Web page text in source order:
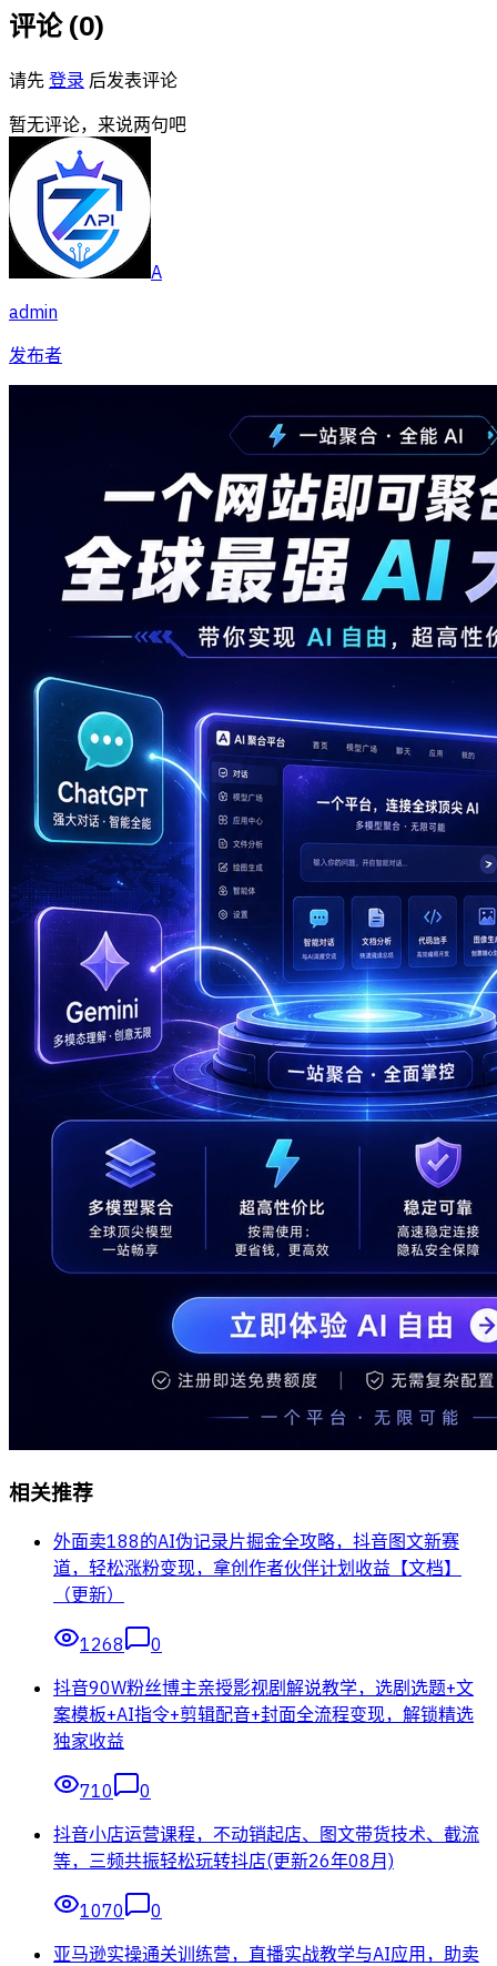
评论 (0)
请先 登录 后发表评论
暂无评论，来说两句吧
A
admin
发布者
相关推荐
外面卖188的AI伪记录片掘金全攻略，抖音图文新赛
道，轻松涨粉变现，拿创作者伙伴计划收益【文档】
（更新）
1268
0
抖音90W粉丝博主亲授影视剧解说教学，选剧选题+文
案模板+AI指令+剪辑配音+封面全流程变现，解锁精选
独家收益
710
0
抖音小店运营课程，不动销起店、图文带货技术、截流
等，三频共振轻松玩转抖店(更新26年08月)
1070
0
亚马逊实操通关训练营，直播实战教学与AI应用，助卖